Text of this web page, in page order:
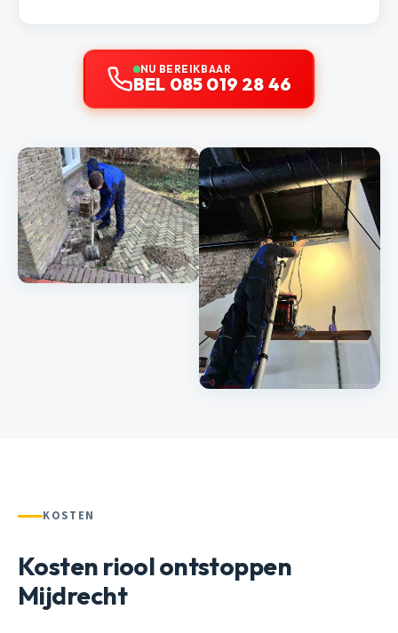
NU BEREIKBAAR
BEL 085 019 28 46
KOSTEN
Kosten riool ontstoppen
Mijdrecht